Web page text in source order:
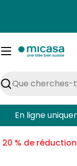
contenu
Rechercher
En ligne
% de réduction